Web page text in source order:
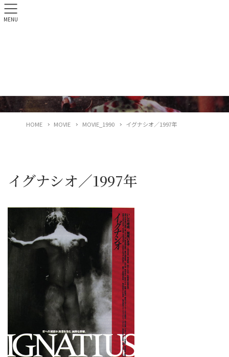
HOME MOVIE MOVIE_1990 イグナシオ／1997年
イグナシオ／1997年
MENU